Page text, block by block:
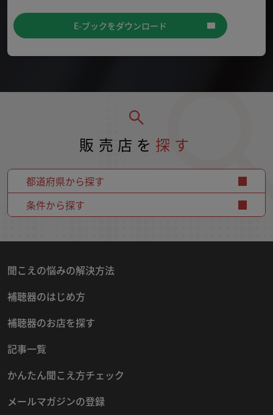
E-ブックをダウンロード
販売店を 探す
都道府県から探す
条件から探す
聞こえの悩みの解決方法
補聴器のはじめ方
補聴器のお店を探す
記事一覧
かんたん聞こえ方チェック
メールマガジンの登録